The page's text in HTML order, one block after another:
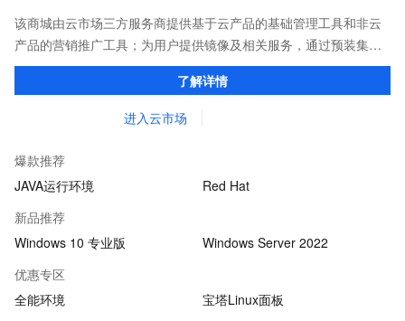
该商城由云市场三方服务商提供基于云产品的基础管理工具和非云
产品的营销推广工具；为用户提供镜像及相关服务，通过预装集成
环境及软件，实现云服务器即开即于阿里云的独立软件类，包括商
业软件、系统软件、营销软件等。了解详情
进入云市场
爆款推荐
JAVA运行环境
Red Hat
新品推荐
Windows 10 专业版
Windows Server 2022
优惠专区
全能环境
宝塔Linux面板